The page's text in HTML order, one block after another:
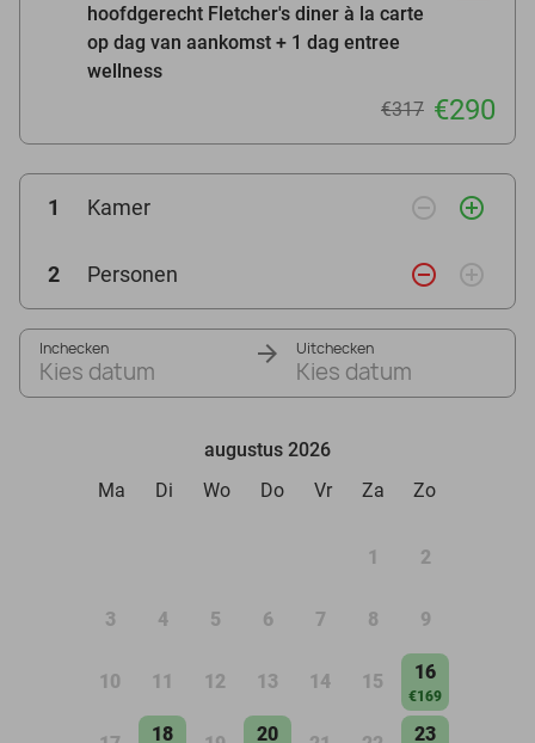
hoofdgerecht Fletcher's diner à la carte
op dag van aankomst + 1 dag entree
wellness
€317 €290
1 Kamer remove_circle_outline add_circle_outline
2 Personen remove_circle_outline add_circle_outline
Inchecken
Kies datum
Uitchecken
Kies datum
augustus 2026
Ma
Di Wo Do Vr Za Zo
1 2
3 4 5 6 7 8 9
10 11 12 13 14 15 16
€169
18 20 23